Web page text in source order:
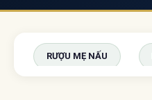
RƯỢU MẸ NẤU